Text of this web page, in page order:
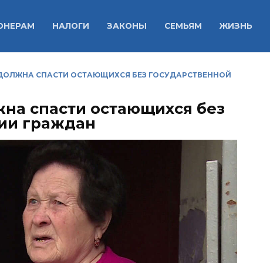
НАЛОГИ ЗАКОНЫ СЕМЬЯМ ЖИЗНЬ
СПАСТИ ОСТАЮЩИХСЯ БЕЗ ГОСУДАРСТВЕННОЙ
спасти остающихся без
граждан